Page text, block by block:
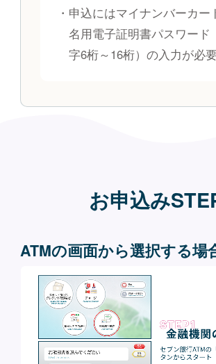
のためキャッシュカードを廃棄
のでご了承ください。なお、キ
ードを再発行する場合は当行所
・申込にはマイナンバーカー
名用電子証明書パスワード
字6桁～16桁）の入力が必要
お申込み
ATMの画面から選択する場